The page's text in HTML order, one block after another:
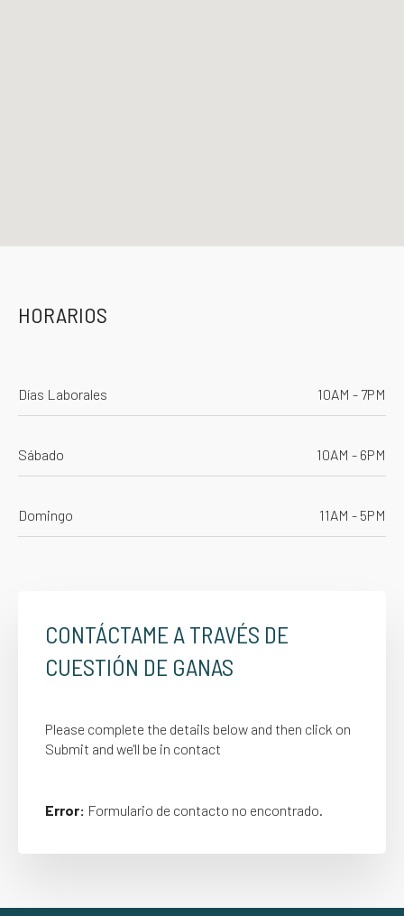
HORARIOS
Días Laborales 10AM - 7PM
Sábado 10AM - 6PM
Domingo 11AM - 5PM
CONTÁCTAME A TRAVÉS DE
CUESTIÓN DE GANAS
Please complete the details below and then click on
Submit and we'll be in contact
Error: Formulario de contacto no encontrado.